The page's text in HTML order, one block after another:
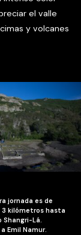
el valle
y volcanes
jornada es de
3 kilómetros hasta
Shangri-Lá.
Emil Namur.